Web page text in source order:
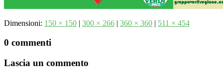
Dimensioni: 150 × 150 | 300 × 266 | 360 × 360 | 511 × 454
0 commenti
Lascia un commento